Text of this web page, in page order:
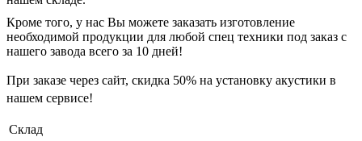
Кроме того, у нас Вы можете заказать изготовление
необходимой продукции для любой спец техники под заказ с
нашего завода всего за 10 дней!
При заказе через сайт, скидка 50% на установку акустики в
нашем сервисе!
Склад